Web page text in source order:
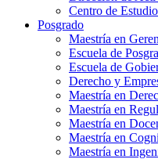
Centro de
Posgrado
Maestría en
Escuela de
Escuela de
Derecho y
Maestría en
Maestría en
Maestría en
Maestría en
Maestría en